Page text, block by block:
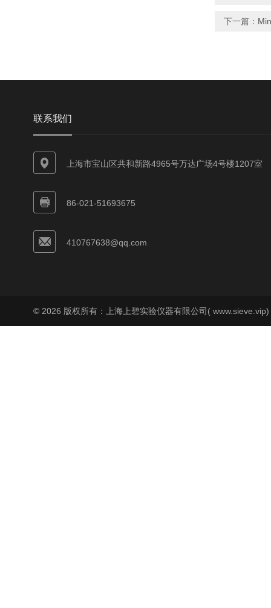
下一篇：
联系我们
上海市宝山区共和新路4965号万达广场4号楼1207室
86-021-51693675
410767638@qq.com
© 2026 版权所有：上海上碧实验仪器有限公司(